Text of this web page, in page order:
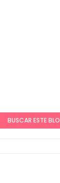
BUSCAR ESTE